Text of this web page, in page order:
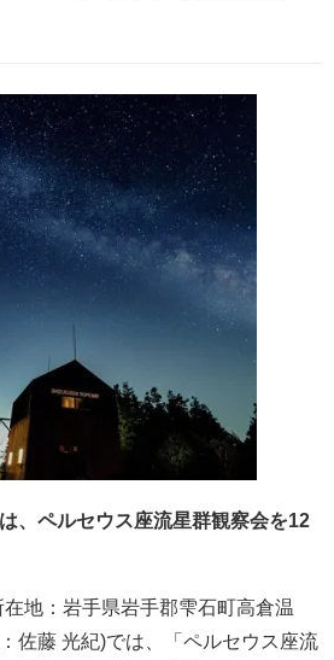
、ペルセウス座流星群観察会を12
地：岩手県岩手郡雫石町高倉温
佐藤 光紀)では、「ペルセウス座流